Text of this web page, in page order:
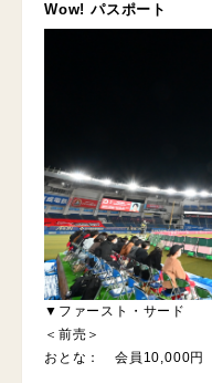
Wow! パスポート
▼ファースト・サード
＜前売＞
おとな： 会員10,000円